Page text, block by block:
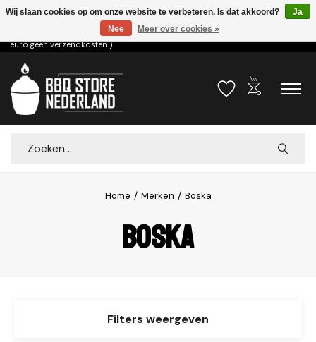
Voor 15.00u besteld dezelfde dag verzonden! ( 6,95 verzendkosten, vanaf 75
euro geen verzendkosten )
Verlanglijst
outdoor_grill
Zoeken
Home / Merken / Boska
Boska
Filters weergeven
Wij slaan cookies op om onze website te verbeteren. Is dat akkoord?
Ja
Nee
Meer over cookies »